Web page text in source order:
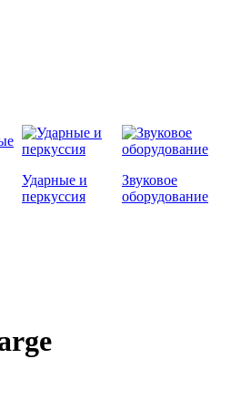
Ударные и
перкуссия
Звуковое
оборудование